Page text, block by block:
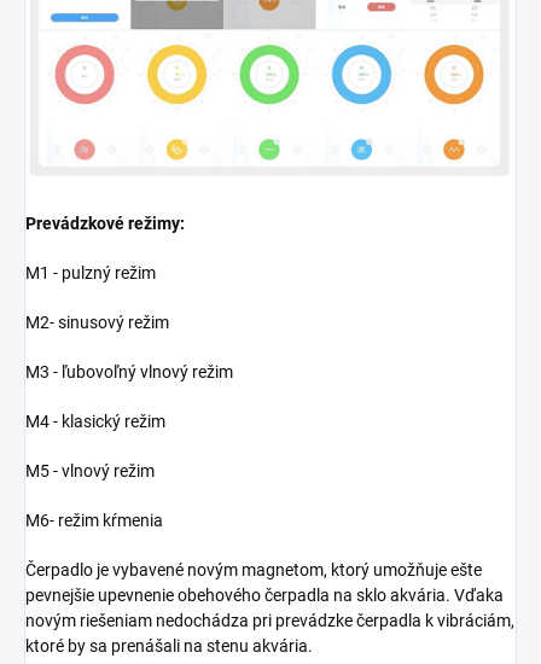
Prevádzkové režimy:
M1 - pulzný režim
M2- sinusový režim
M3 - ľubovoľný vlnový režim
M4 - klasický režim
M5 - vlnový režim
M6- režim kŕmenia
Čerpadlo je vybavené novým magnetom, ktorý umožňuje ešte
pevnejšie upevnenie obehového čerpadla na sklo akvária. Vďaka
novým riešeniam nedochádza pri prevádzke čerpadla k vibráciám,
ktoré by sa prenášali na stenu akvária.